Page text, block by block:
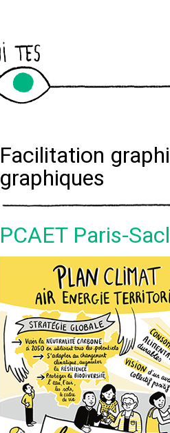
Facilitation
graphiques
PCAET Paris-